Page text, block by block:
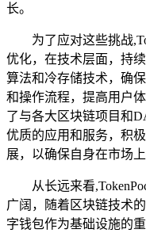
长。
为了应对这些挑战
优化，在技术层面，持
算法和冷存储技术，确
和操作流程，提高用户
了与各大区块链项目和
优质的应用和服务，积
展，以确保自身在市场
从长远来看
广阔，随着区块链技术
字钱包作为基础设施的